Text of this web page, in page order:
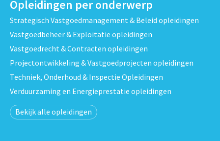
Opleidingen per onderwerp
Strategisch Vastgoedmanagement & Beleid opleidingen
Vastgoedbeheer & Exploitatie opleidingen
Vastgoedrecht & Contracten opleidingen
Projectontwikkeling & Vastgoedprojecten opleidingen
Techniek, Onderhoud & Inspectie Opleidingen
Verduurzaming en Energieprestatie opleidingen
Bekijk alle opleidingen